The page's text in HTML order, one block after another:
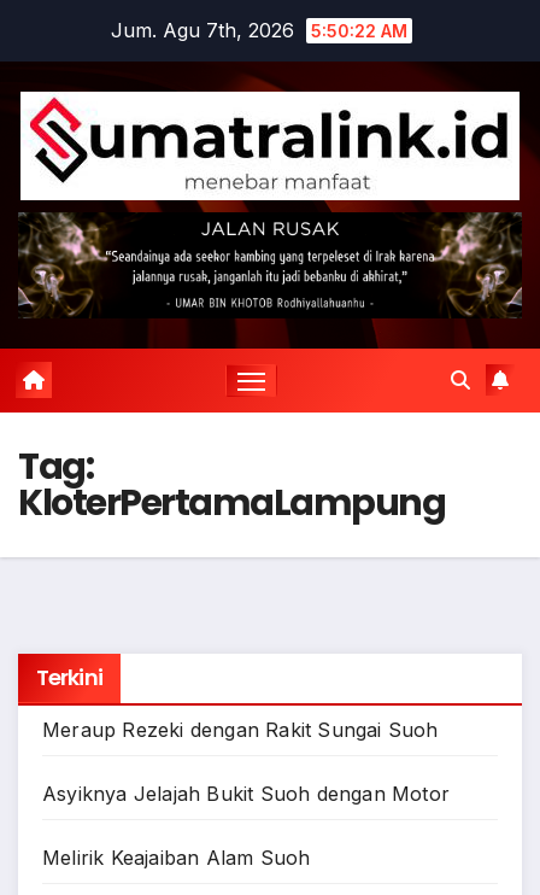
content
Jum. Agu 7th, 2026 5:50:22 AM
Tag:
KloterPertamaLampung
Terkini
Meraup Rezeki dengan Rakit Sungai Suoh
Asyiknya Jelajah Bukit Suoh dengan Motor
Melirik Keajaiban Alam Suoh